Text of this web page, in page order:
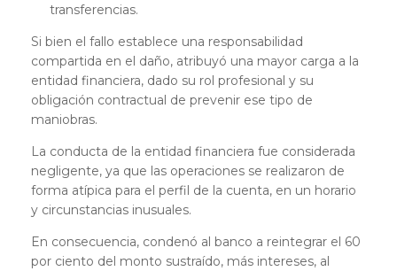
transferencias.
Si bien el fallo establece una responsabilidad
compartida en el daño, atribuyó una mayor carga a la
entidad financiera, dado su rol profesional y su
obligación contractual de prevenir ese tipo de
maniobras.
La conducta de la entidad financiera fue considerada
negligente, ya que las operaciones se realizaron de
forma atípica para el perfil de la cuenta, en un horario
y circunstancias inusuales.
En consecuencia, condenó al banco a reintegrar el 60
por ciento del monto sustraído, más intereses, al